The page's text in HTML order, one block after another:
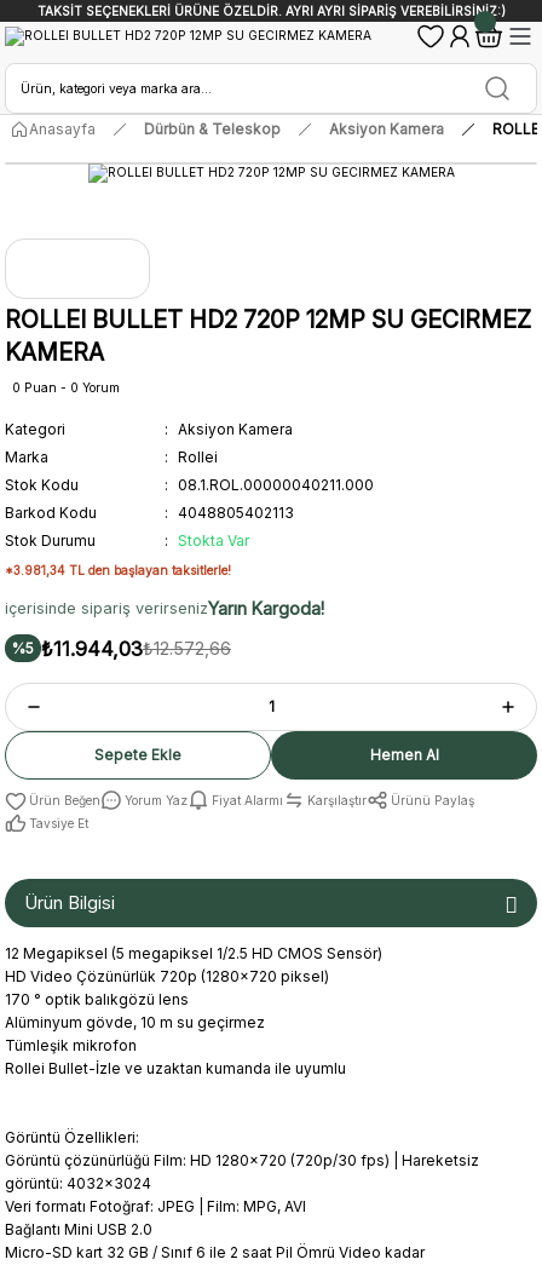
TAKSİT SEÇENEKLERİ ÜRÜNE ÖZELDİR. AYRI AYRI SİPARİŞ VEREBİLİRSİNİZ:)
Anasayfa Dürbün & Teleskop Aksiyon Kamera
ROLLEI BULLET HD2 720P 12MP SU GECIRMEZ
KAMERA
0 Puan - 0 Yorum
Kategori
Aksiyon Kamera
Marka
Rollei
Stok Kodu
08.1.ROL.00000040211.000
Barkod Kodu
4048805402113
Stok Durumu
Stokta Var
*3.981,34 TL den başlayan taksitlerle!
içerisinde sipariş verirsenizYarın Kargoda!
%5 ₺11.944,03₺12.572,66
Sepete Ekle Hemen Al
Yorum Yaz Fiyat Alarmı Karşılaştır
Ürünü Paylaş
Tavsiye Et
Ürün Bilgisi
12 Megapiksel (5 megapiksel 1/2.5 HD CMOS Sensör)
HD Video Çözünürlük 720p (1280x720 piksel)
170 ° optik balıkgözü lens
Alüminyum gövde, 10 m su geçirmez
Tümleşik mikrofon
Rollei Bullet-İzle ve uzaktan kumanda ile uyumlu
Görüntü Özellikleri:
Görüntü çözünürlüğü Film: HD 1280x720 (720p/30 fps)
Hareketsiz
görüntü: 4032x3024
Veri formatı Fotoğraf: JPEG Film: MPG, AVI
Bağlantı Mini USB 2.0
Micro-SD kart 32 GB / Sınıf 6 ile 2 saat Pil Ömrü Video kadar